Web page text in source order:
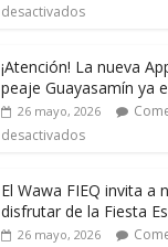
desactivados
¡Atención! La nueva
peaje Guayasamín ya
26 mayo, 2026
desactivados
El Wawa FIEQ invita a
disfrutar de la Fiesta
26 mayo, 2026